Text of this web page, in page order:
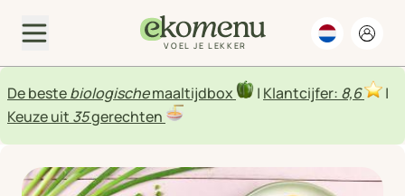
VOEL JE LEKKER
De bestebiologischemaaltijdbox | Klantcijfer: 8,6
|
Keuze uit 35gerechten